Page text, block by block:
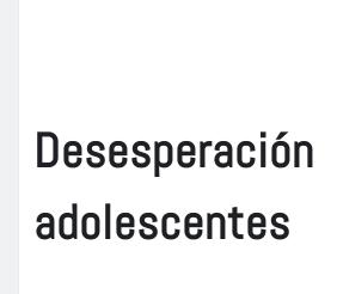
adolescentes